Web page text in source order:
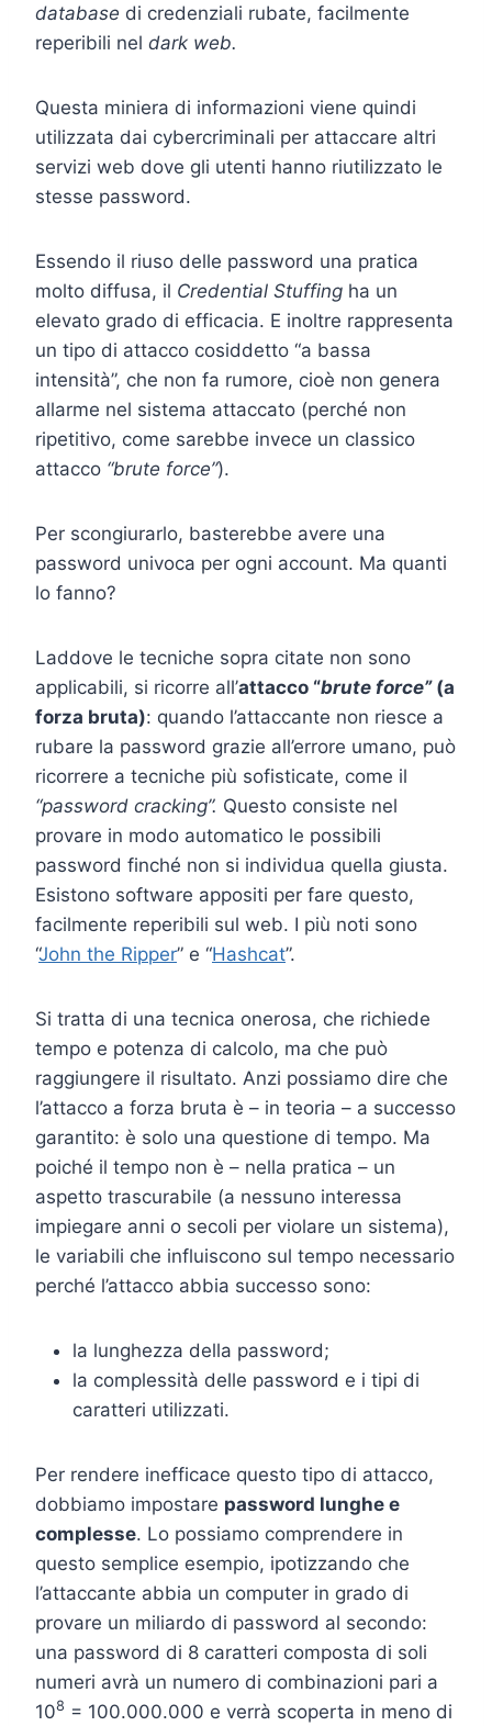
database di credenziali rubate, facilmente
reperibili nel dark web.
Questa miniera di informazioni viene quindi
utilizzata dai cybercriminali per attaccare altri
servizi web dove gli utenti hanno riutilizzato le
stesse password.
Essendo il riuso delle password una pratica
molto diffusa, il Credential Stuffing ha un
elevato grado di efficacia. E inoltre rappresenta
un tipo di attacco cosiddetto “a bassa
intensità”, che non fa rumore, cioè non genera
allarme nel sistema attaccato (perché non
ripetitivo, come sarebbe invece un classico
attacco “brute force”).
Per scongiurarlo, basterebbe avere una
password univoca per ogni account. Ma quanti
lo fanno?
Laddove le tecniche sopra citate non sono
applicabili, si ricorre all’attacco “brute force”(a
forza bruta): quando l’attaccante non riesce a
rubare la password grazie all’errore umano, può
ricorrere a tecniche più sofisticate, come il
“password cracking”. Questo consiste nel
provare in modo automatico le possibili
password finché non si individua quella giusta.
Esistono software appositi per fare questo,
facilmente reperibili sul web. I più noti sono
“John the Ripper” e “Hashcat”.
Si tratta di una tecnica onerosa, che richiede
tempo e potenza di calcolo, ma che può
raggiungere il risultato. Anzi possiamo dire che
l’attacco a forza bruta è – in teoria – a successo
garantito: è solo una questione di tempo. Ma
poiché il tempo non è – nella pratica – un
aspetto trascurabile (a nessuno interessa
impiegare anni o secoli per violare un sistema),
le variabili che influiscono sul tempo necessario
perché l’attacco abbia successo sono:
la lunghezza della password;
la complessità delle password e i tipi di
caratteri utilizzati.
Per rendere inefficace questo tipo di attacco,
dobbiamo impostare password lunghe e
complesse. Lo possiamo comprendere in
questo semplice esempio, ipotizzando che
l’attaccante abbia un computer in grado di
provare un miliardo di password al secondo:
una password di 8 caratteri composta di soli
numeri avrà un numero di combinazioni pari a
108 = 100.000.000 e verrà scoperta in meno di